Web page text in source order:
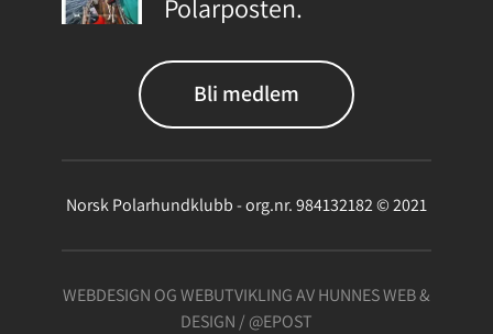
Polarposten.
Bli medlem
Norsk Polarhundklubb - org.nr. 984132182 © 2021
WEBDESIGN OG WEBUTVIKLING AV HUNNES WEB &
DESIGN / @EPOST